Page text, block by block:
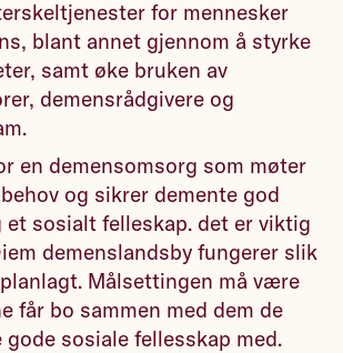
for mennesker
blant annet gjennom å styrke
samt øke bruken av
demensrådgivere og
en demensomsorg som møter
og sikrer demente god
et sosialt felleskap. det er viktig
demenslandsby fungerer slik
Målsettingen må være
får bo sammen med dem de
gode sosiale fellesskap med.